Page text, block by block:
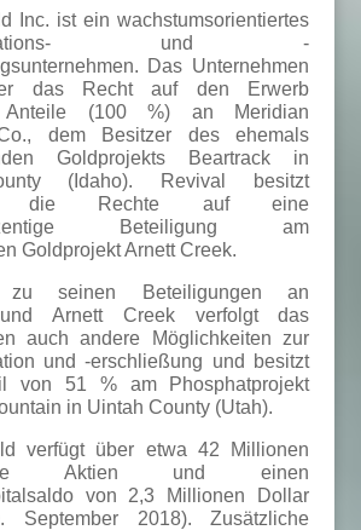
Inc. ist ein wachstumsorientiertes
und -
Das Unternehmen
das Recht auf den Erwerb
Anteile (100 %) an Meridian
dem Besitzer des ehemals
Goldprojekts Beartrack in
(Idaho). Revival besitzt
die Rechte auf eine
Beteiligung am
Goldprojekt Arnett Creek.
zu seinen Beteiligungen an
und Arnett Creek verfolgt das
auch andere Möglichkeiten zur
und -erschließung und besitzt
von 51 % am Phosphatprojekt
in Uintah County (Utah).
verfügt über etwa 42 Millionen
Aktien und einen
von 2,3 Millionen Dollar
September 2018). Zusätzliche